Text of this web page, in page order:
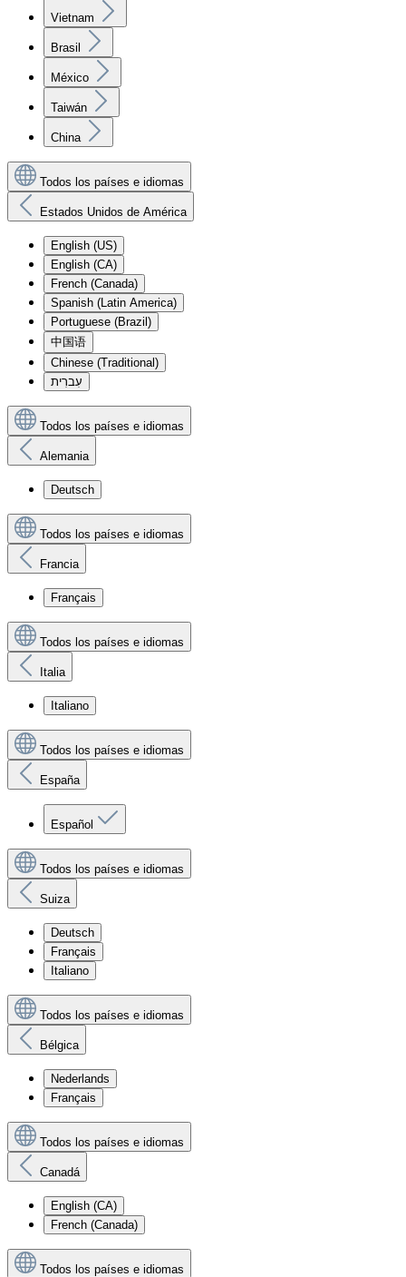
Vietnam
Brasil
México
Taiwán
China
Todos los países e idiomas
Estados Unidos de América
English (US)
English (CA)
French (Canada)
Spanish (Latin America)
Portuguese (Brazil)
中国语
Chinese (Traditional)
עִברִית
Todos los países e idiomas
Alemania
Deutsch
Todos los países e idiomas
Francia
Français
Todos los países e idiomas
Italia
Italiano
Todos los países e idiomas
España
Español
Todos los países e idiomas
Suiza
Deutsch
Français
Italiano
Todos los países e idiomas
Bélgica
Nederlands
Français
Todos los países e idiomas
Canadá
English (CA)
French (Canada)
Todos los países e idiomas